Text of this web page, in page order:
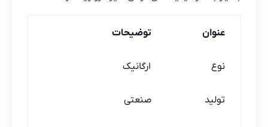
عنوان توضیحات
نوع ارگانیک
تولید صنعتی